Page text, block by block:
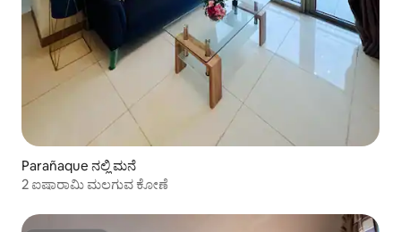
Parañaque ನಲ್ಲಿ ಮನೆ
2 ಐಷಾರಾಮಿ ಮಲಗುವ ಕೋಣೆ